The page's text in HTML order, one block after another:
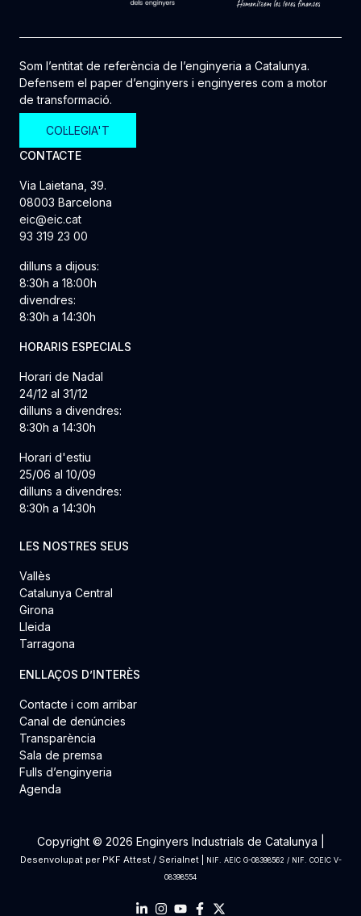
Som l’entitat de referència de l’enginyeria a Catalunya.
Defensem el paper d’enginyers i enginyeres com a motor
de transformació.
COL·LEGIA'T
CONTACTE
Via Laietana, 39.
08003 Barcelona
eic@eic.cat
93 319 23 00
dilluns a dijous:
8:30h a 18:00h
divendres:
8:30h a 14:30h
HORARIS ESPECIALS
Horari de Nadal
24/12 al 31/12
dilluns a divendres:
8:30h a 14:30h
Horari d'estiu
25/06 al 10/09
dilluns a divendres:
8:30h a 14:30h
LES NOSTRES SEUS
Vallès
Catalunya Central
Girona
Lleida
Tarragona
ENLLAÇOS D’INTERÈS
Contacte i com arribar
Canal de denúncies
Transparència
Sala de premsa
Fulls d’enginyeria
Agenda
Copyright © 2026 Enginyers Industrials de Catalunya |
Desenvolupat per PKF Attest/ Serialnet|
NIF. AEIC G-08398562 / NIF. COEIC V-
08398554